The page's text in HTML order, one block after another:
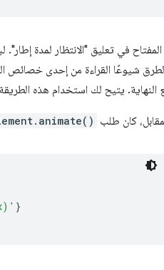
في تعليق "الانتظار لمدة
شيوعًا القراءة من إحدى خصائص
يتيح لك استخدام هذه
كان طلب
}